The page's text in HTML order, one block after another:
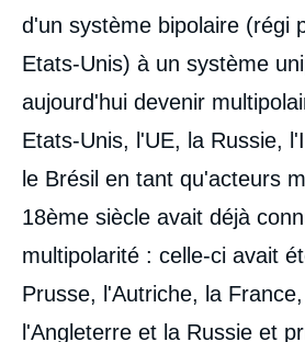
d'un système bipolaire (régi
Etats-Unis) à un système
aujourd'hui devenir
Etats-Unis, l'UE, la Russie,
le Brésil en tant qu'acteurs
18ème siècle avait déjà
multipolarité : celle-ci avait
Prusse, l'Autriche, la
l'Angleterre et la Russie et